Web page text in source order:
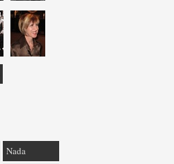
Nada